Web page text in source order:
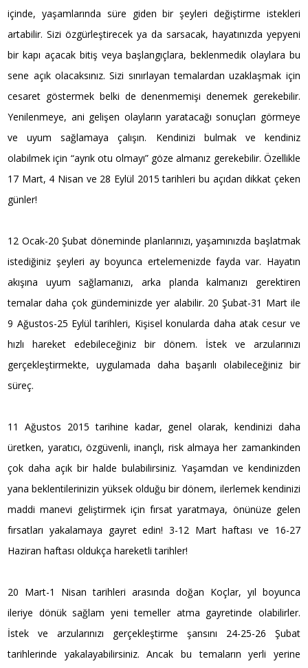
içinde, yaşamlarında süre giden bir şeyleri değiştirme istekleri
artabilir. Sizi özgürleştirecek ya da sarsacak, hayatınızda yepyeni
bir kapı açacak bitiş veya başlangıçlara, beklenmedik olaylara bu
sene açık olacaksınız. Sizi sınırlayan temalardan uzaklaşmak için
cesaret göstermek belki de denenmemişi denemek gerekebilir.
Yenilenmeye, ani gelişen olayların yaratacağı sonuçları görmeye
ve uyum sağlamaya çalışın. Kendinizi bulmak ve kendiniz
olabilmek için “ayrık otu olmayı” göze almanız gerekebilir. Özellikle
17 Mart, 4 Nisan ve 28 Eylül 2015 tarihleri bu açıdan dikkat çeken
günler!
12 Ocak-20 Şubat döneminde planlarınızı, yaşamınızda başlatmak
istediğiniz şeyleri ay boyunca ertelemenizde fayda var. Hayatın
akışına uyum sağlamanızı, arka planda kalmanızı gerektiren
temalar daha çok gündeminizde yer alabilir. 20 Şubat-31 Mart ile
9 Ağustos-25 Eylül tarihleri, Kişisel konularda daha atak cesur ve
hızlı hareket edebileceğiniz bir dönem. İstek ve arzularınızı
gerçekleştirmekte, uygulamada daha başarılı olabileceğiniz bir
süreç.
11 Ağustos 2015 tarihine kadar, genel olarak, kendinizi daha
üretken, yaratıcı, özgüvenli, inançlı, risk almaya her zamankinden
çok daha açık bir halde bulabilirsiniz. Yaşamdan ve kendinizden
yana beklentilerinizin yüksek olduğu bir dönem, ilerlemek kendinizi
maddi manevi geliştirmek için fırsat yaratmaya, önünüze gelen
fırsatları yakalamaya gayret edin! 3-12 Mart haftası ve 16-27
Haziran haftası oldukça hareketli tarihler!
20 Mart-1 Nisan tarihleri arasında doğan Koçlar, yıl boyunca
ileriye dönük sağlam yeni temeller atma gayretinde olabilirler.
İstek ve arzularınızı gerçekleştirme şansını 24-25-26 Şubat
tarihlerinde yakalayabilirsiniz. Ancak bu temaların yerli yerine